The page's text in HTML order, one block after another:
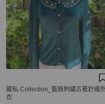
藏私·Collection_藍綠刺繡古著針織
衣